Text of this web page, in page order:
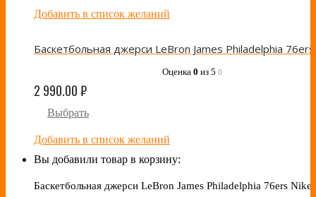
Добавить в список желаний
Оценка 0 из 5 0
2 990.00₽
Выбрать
Добавить в список желаний
Вы добавили товар в корзину:
Баскетбольная джерси LeBron James Philadelphia 76ers Nike